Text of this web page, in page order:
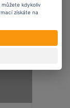
kdykoliv
získáte na